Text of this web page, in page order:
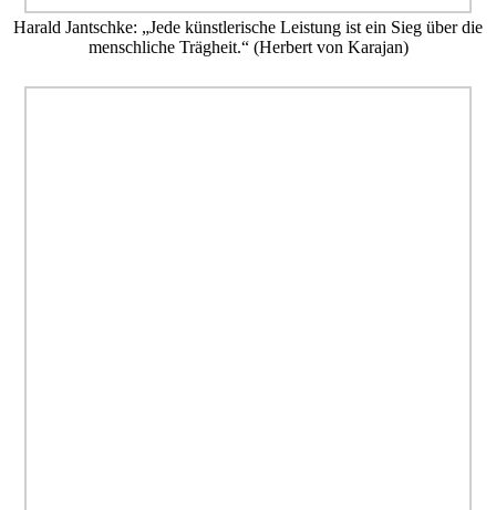
Harald Jantschke: „Jede künstlerische Leistung ist ein Sieg über die
menschliche Trägheit.“ (Herbert von Karajan)